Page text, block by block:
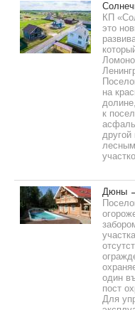
КП
это
на
к
другой
Дюны
один
пост
Для